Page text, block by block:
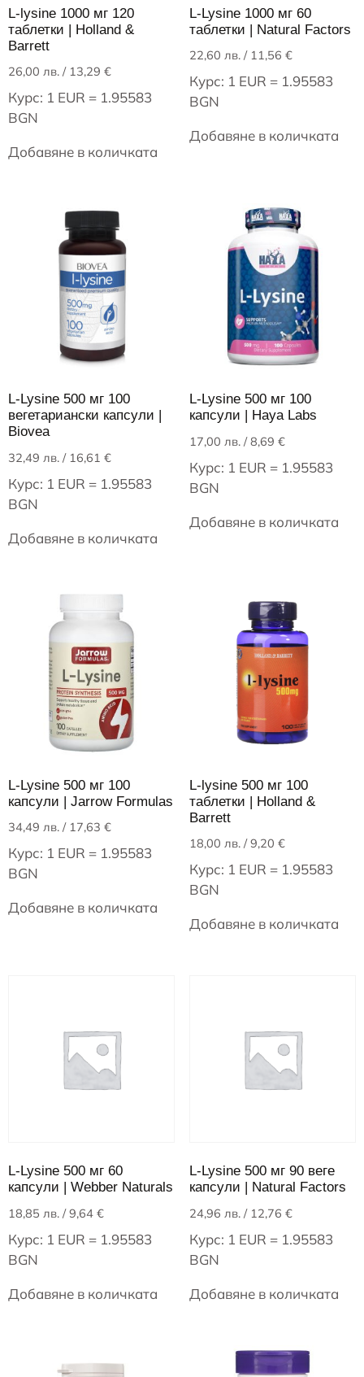
L-lysine 1000 мг 120
таблетки | Holland &
Barrett
26,00 лв. / 13,29 €
Курс: 1 EUR = 1.95583
BGN
Добавяне в количката
L-Lysine 1000 мг 60
таблетки | Natural Factors
22,60 лв./ 11,56 €
Курс: 1 EUR = 1.95583
BGN
Добавяне в количката
L-Lysine 500 мг 100
вегетариански капсули |
Biovea
32,49 лв. / 16,61 €
Курс: 1 EUR = 1.95583
BGN
Добавяне в количката
L-Lysine 500 мг 100
капсули | Haya Labs
17,00 лв./ 8,69 €
Курс: 1 EUR = 1.95583
BGN
Добавяне в количката
L-Lysine 500 мг 100
капсули | Jarrow Formulas
34,49 лв. / 17,63 €
Курс: 1 EUR = 1.95583
BGN
Добавяне в количката
L-lysine 500 мг 100
таблетки | Holland &
Barrett
18,00 лв./ 9,20 €
Курс: 1 EUR = 1.95583
BGN
Добавяне в количката
L-Lysine 500 мг 60
капсули | Webber Naturals
18,85 лв. / 9,64 €
Курс: 1 EUR = 1.95583
BGN
Добавяне в количката
L-Lysine 500 мг 90 веге
капсули | Natural Factors
24,96 лв./ 12,76 €
Курс: 1 EUR = 1.95583
BGN
Добавяне в количката